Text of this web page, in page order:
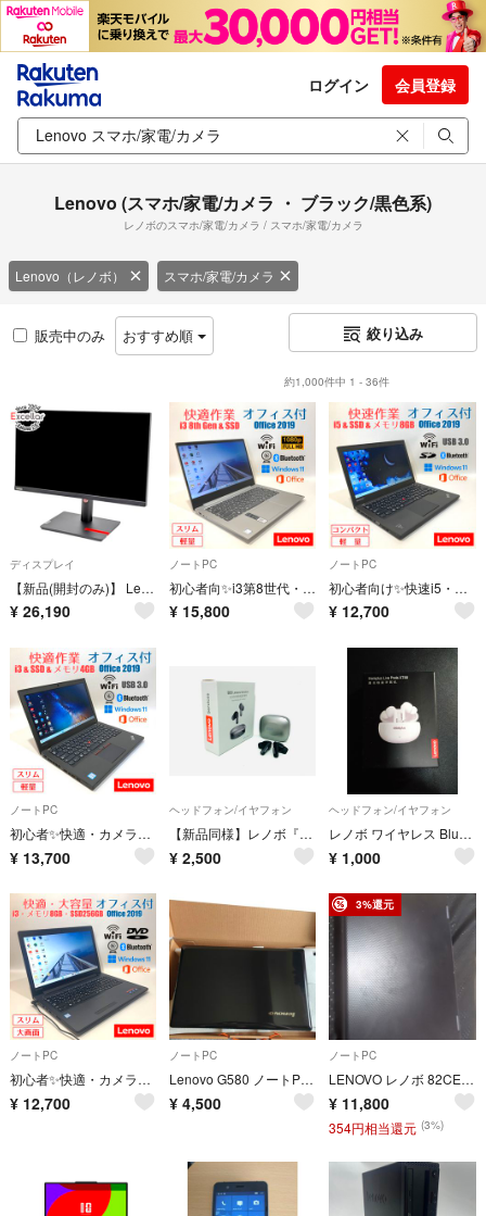
ログイン 会員登録
Lenovo (スマホ/家電/カメラ ・ ブラック/黒色系)
レノボのスマホ/家電/カメラ / スマホ/家電/カメラ
Lenovo（レノボ） スマホ/家電/カメラ
販売中のみ おすすめ順 絞り込み
約1,000件中 1 - 36件
ディスプレイ
【新品(開封のみ)】 Lenovo 23型 液晶モニター ThinkVision T23i-30 63B2MAR6JP
¥ 26,190
ノートPC
初心者向✨i3第8世代・カメラ・オフィス◇すぐ使えるノートパソコン◇D774-3
¥ 15,800
ノートPC
初心者向け✨快速i5・軽量・オフィス◇黒◇すぐ使えるノートパソコン◇D772-1
¥ 12,700
ノートPC
初心者✨快適・カメラ付・スリム・オフィス✨すぐ使えるノートパソコン◇T707-3
¥ 13,700
ヘッドフォン/イヤフォン
【新品同様】レノボ『LE209』ワイヤレスヘッドセット／インイヤーイヤホン
¥ 2,500
ヘッドフォン/イヤフォン
レノボ ワイヤレス Bluetooth イヤホン
¥ 1,000
ノートPC
初心者✨快適・カメラ付・オフィス・大容量✨すぐ使えるノートパソコン◇T771-3
¥ 12,700
ノートPC
Lenovo G580 ノートPC 本体 ジャンク品
¥ 4,500
3%還元
ノートPC
LENOVO レノボ 82CE0009JP Lenovo 300e Chromebook 2nd Gen Chrome OS 1…
¥ 11,800
354円相当還元 (3%)